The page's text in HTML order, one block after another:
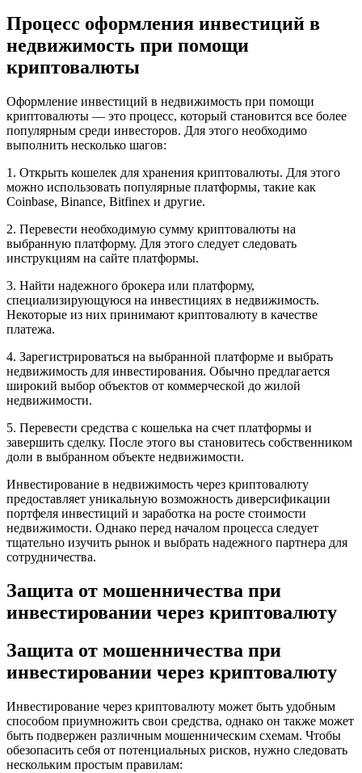
Процесс оформления инвестиций в
недвижимость при помощи
криптовалюты
Оформление инвестиций в недвижимость при помощи
криптовалюты — это процесс, который становится все более
популярным среди инвесторов. Для этого необходимо
выполнить несколько шагов:
1. Открыть кошелек для хранения криптовалюты. Для этого
можно использовать популярные платформы, такие как
Coinbase, Binance, Bitfinex и другие.
2. Перевести необходимую сумму криптовалюты на
выбранную платформу. Для этого следует следовать
инструкциям на сайте платформы.
3. Найти надежного брокера или платформу,
специализирующуюся на инвестициях в недвижимость.
Некоторые из них принимают криптовалюту в качестве
платежа.
4. Зарегистрироваться на выбранной платформе и выбрать
недвижимость для инвестирования. Обычно предлагается
широкий выбор объектов от коммерческой до жилой
недвижимости.
5. Перевести средства с кошелька на счет платформы и
завершить сделку. После этого вы становитесь собственником
доли в выбранном объекте недвижимости.
Инвестирование в недвижимость через криптовалюту
предоставляет уникальную возможность диверсификации
портфеля инвестиций и заработка на росте стоимости
недвижимости. Однако перед началом процесса следует
тщательно изучить рынок и выбрать надежного партнера для
сотрудничества.
Защита от мошенничества при
инвестировании через криптовалюту
Защита от мошенничества при
инвестировании через криптовалюту
Инвестирование через криптовалюту может быть удобным
способом приумножить свои средства, однако он также может
быть подвержен различным мошенническим схемам. Чтобы
обезопасить себя от потенциальных рисков, нужно следовать
нескольким простым правилам: